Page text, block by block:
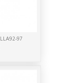
97